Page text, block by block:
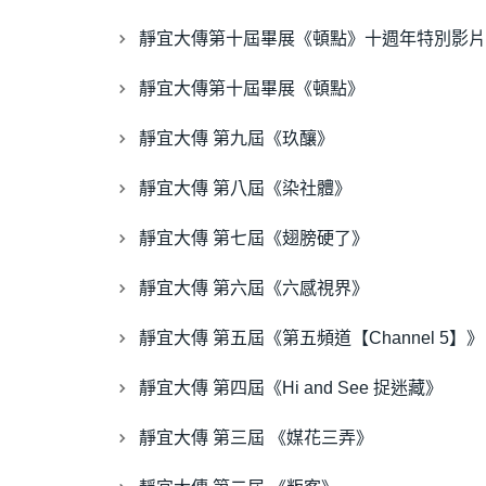
靜宜大傳第十屆畢展《頓點》十週年特別影
靜宜大傳第十屆畢展《頓點》
靜宜大傳 第九屆《玖釀》
靜宜大傳 第八屆《染社體》
靜宜大傳 第七屆《翅膀硬了》
靜宜大傳 第六屆《六感視界》
靜宜大傳 第五屆《第五頻道【Channel 5】》
靜宜大傳 第四屆《Hi and See 捉迷藏》
靜宜大傳 第三屆 《媒花三弄》